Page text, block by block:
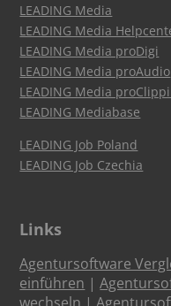
LEADING Media
LEADING Media
LEADING Media proDigi
LEADING Media proAudio
LEADING Media
LEADING Mediabase
LEADING Job Poland
LEADING Job Czechia
Links
Agentursoftware
einführen |